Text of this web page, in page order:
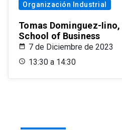
Organización Industrial
Tomas Dominguez-
School of Business
7 de Diciembre de 2023
13:30 a 14:30